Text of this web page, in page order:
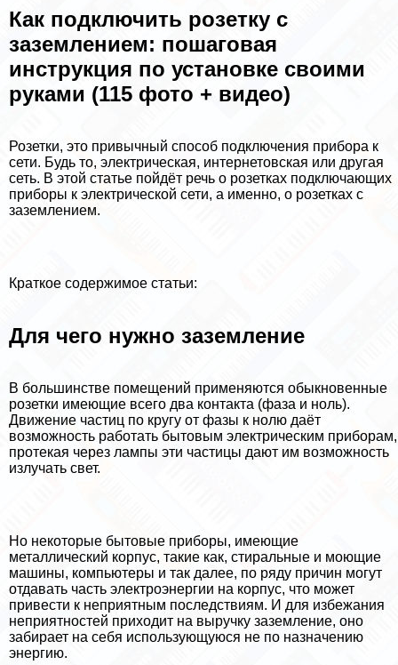
Как подключить розетку с
заземлением: пошаговая
инструкция по установке своими
руками (115 фото + видео)
Розетки, это привычный способ подключения прибора к
сети. Будь то, электрическая, интернетовская или другая
сеть. В этой статье пойдёт речь о розетках подключающих
приборы к электрической сети, а именно, о розетках с
заземлением.
Краткое содержимое статьи:
Для чего нужно заземление
В большинстве помещений применяются обыкновенные
розетки имеющие всего два контакта (фаза и ноль).
Движение частиц по кругу от фазы к нолю даёт
возможность работать бытовым электрическим приборам,
протекая через лампы эти частицы дают им возможность
излучать свет.
Но некоторые бытовые приборы, имеющие
металлический корпус, такие как, стиральные и моющие
машины, компьютеры и так далее, по ряду причин могут
отдавать часть электроэнергии на корпус, что может
привести к неприятным последствиям. И для избежания
неприятностей приходит на выручку заземление, оно
забирает на себя использующуюся не по назначению
энергию.